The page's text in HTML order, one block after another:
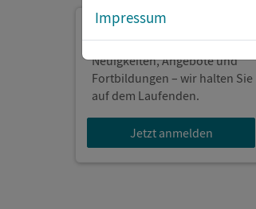
Impressum
i
e
eXperiPost
Neuigkeiten, Angebote und
Fortbildungen – wir halten Sie
auf dem Laufenden.
Jetzt anmelden